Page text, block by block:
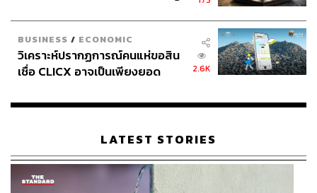
BUSINESS / ECONOMIC
วิเคราะห์ปรากฏการณ์คนแห่ขอสิน
เชื่อ CLICX อาจเป็นเพียงยอด
เรือนไทยที่ถูกซุกไว้
2.6K
LATEST STORIES